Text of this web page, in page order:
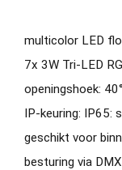
multicolor LED
7x 3W Tri-LED
openingshoek: 40°
IP-keuring: IP65:
geschikt voor
besturing via